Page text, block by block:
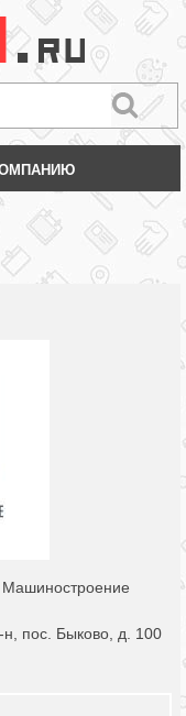
Машиностроение
пос. Быково, д. 100